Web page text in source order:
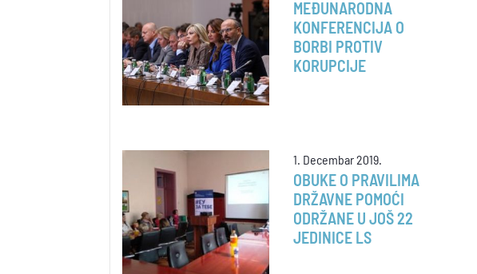
MEĐUNARODNA
KONFERENCIJA O
BORBI PROTIV
KORUPCIJE
1. Decembar 2019.
OBUKE O PRAVILIMA
DRŽAVNE POMOĆI
ODRŽANE U JOŠ 22
JEDINICE LS